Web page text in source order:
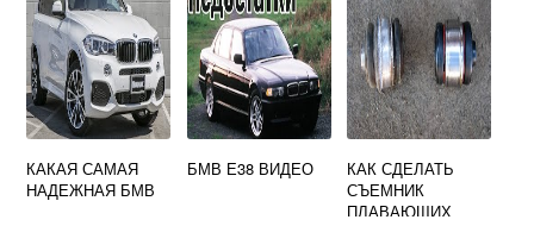
КАКАЯ САМАЯ
НАДЕЖНАЯ БМВ
БМВ Е38 ВИДЕО
КАК СДЕЛАТЬ
СЪЕМНИК
ПЛАВАЮЩИХ